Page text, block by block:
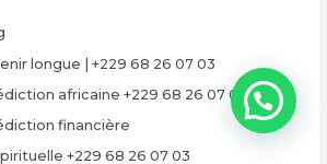
longue | +229 68 26 07 03
africaine +229 68 26 07 03
financière
+229 68 26 07 03